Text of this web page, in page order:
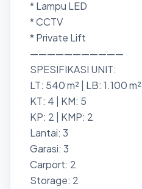
* ⁠Lampu LED
* ⁠CCTV
* ⁠Private Lift
———————————
SPESIFIKASI UNIT:
LT: 540 m² | LB: 1.100 m²
KT: 4 | KM: 5
KP: 2 | KMP: 2
Lantai: 3
Garasi: 3
Carport: 2
Storage: 2